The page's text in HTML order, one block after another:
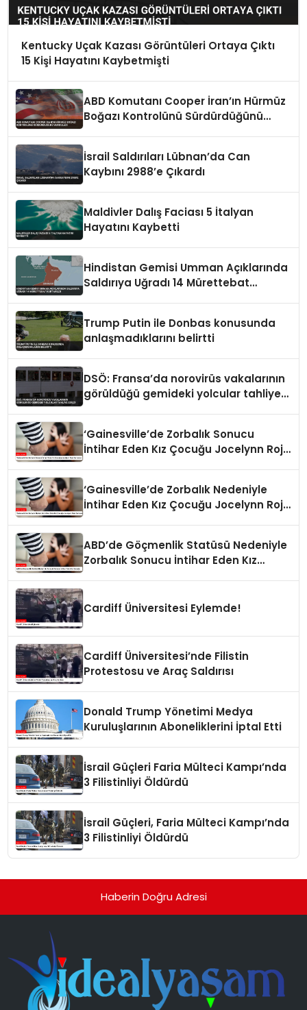
Kentucky Uçak Kazası Görüntüleri Ortaya Çıktı
15 Kişi Hayatını Kaybetmişti
ABD Komutanı Cooper İran’ın Hürmüz
Boğazı Kontrolünü Sürdürdüğünü
İsrail Saldırıları Lübnan’da Can
Kaybını 2988’e Çıkardı
Maldivler Dalış Faciası 5 İtalyan
Hayatını Kaybetti
Hindistan Gemisi Umman Açıklarında
Saldırıya Uğradı 14 Mürettebat
Trump Putin ile Donbas konusunda
anlaşmadıklarını belirtti
DSÖ: Fransa’da norovirüs vakalarının
görüldüğü gemideki yolcular tahliye
‘Gainesville’de Zorbalık Sonucu
İntihar Eden Kız Çocuğu Jocelynn Rojo
‘Gainesville’de Zorbalık Nedeniyle
İntihar Eden Kız Çocuğu Jocelynn Rojo
ABD’de Göçmenlik Statüsü Nedeniyle
Zorbalık Sonucu İntihar Eden Kız
Cardiff Üniversitesi Eylemde!
Cardiff Üniversitesi’nde Filistin
Protestosu ve Araç Saldırısı
Donald Trump Yönetimi Medya
Kuruluşlarının Aboneliklerini İptal Etti
İsrail Güçleri Faria Mülteci Kampı’nda
3 Filistinliyi Öldürdü
İsrail Güçleri, Faria Mülteci Kampı’nda
3 Filistinliyi Öldürdü
Haberin Doğru Adresi